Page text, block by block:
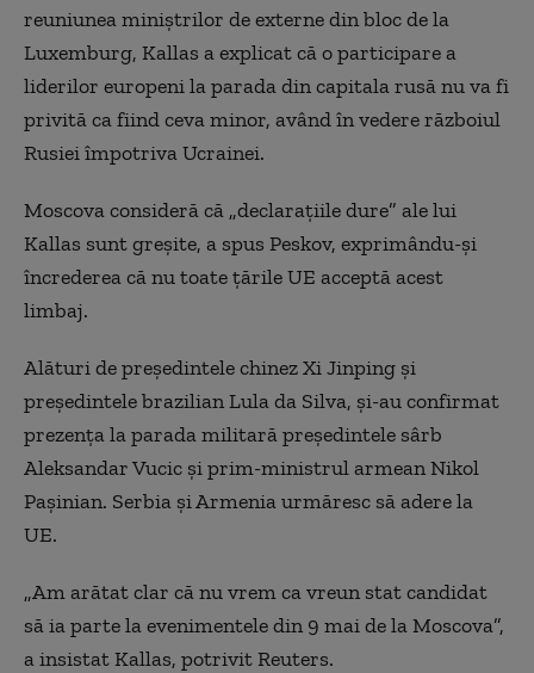
reuniunea miniştrilor de externe din bloc de la
Luxemburg, Kallas a explicat că o participare a
liderilor europeni la parada din capitala rusă nu va fi
privită ca fiind ceva minor, având în vedere războiul
Rusiei împotriva Ucrainei.
Moscova consideră că „declaraţiile dure” ale lui
Kallas sunt greşite, a spus Peskov, exprimându-şi
încrederea că nu toate ţările UE acceptă acest
limbaj.
Alături de preşedintele chinez Xi Jinping şi
preşedintele brazilian Lula da Silva, şi-au confirmat
prezenţa la parada militară preşedintele sârb
Aleksandar Vucic şi prim-ministrul armean Nikol
Paşinian. Serbia și Armenia urmăresc să adere la
UE.
„Am arătat clar că nu vrem ca vreun stat candidat
să ia parte la evenimentele din 9 mai de la Moscova”,
a insistat Kallas, potrivit Reuters.